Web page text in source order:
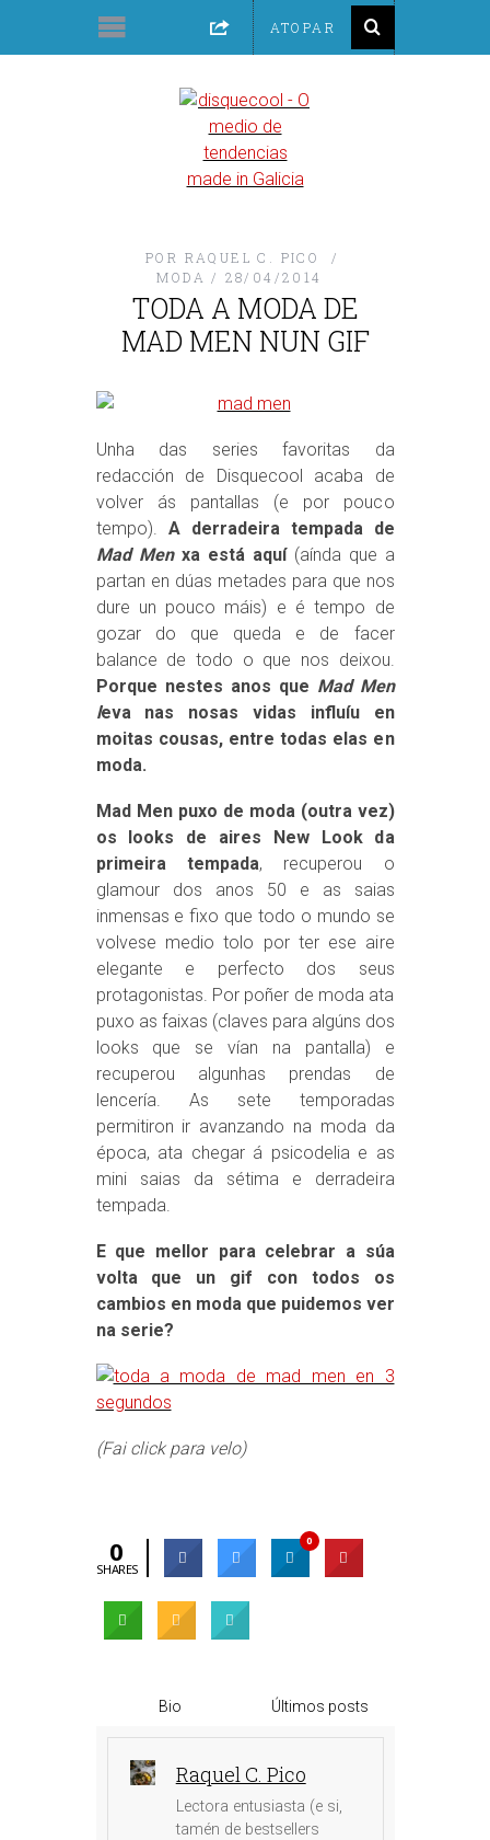
POR RAQUEL C. PICO
MODA
28/04/2014
TODA A MODA DE
MAD MEN NUN GIF
Unha das series favoritas da
redacción de Disquecool acaba de
volver ás pantallas (e por pouco
tempo). A derradeira tempada de
Mad Menxa está aquí(aínda que a
partan en dúas metades para que nos
dure un pouco máis) e é tempo de
gozar do que queda e de facer
balance de todo o que nos deixou.
Porque nestes anos que Mad Men
leva nas nosas vidas influíu en
moitas cousas, entre todas elas en
moda.
Mad Men puxo de moda (outra vez)
os looks de aires New Look da
primeira tempada, recuperou o
glamour dos anos 50 e as saias
inmensas e fixo que todo o mundo se
volvese medio tolo por ter ese aire
elegante e perfecto dos seus
protagonistas. Por poñer de moda ata
puxo as faixas (claves para algúns dos
looks que se vían na pantalla) e
recuperou algunhas prendas de
lencería. As sete temporadas
permitiron ir avanzando na moda da
época, ata chegar á psicodelia e as
mini saias da sétima e derradeira
tempada.
E que mellor para celebrar a súa
volta que un gif con todos os
cambios en moda que puidemos ver
na serie?
(Fai click para velo)
0
SHARES
0
Bio Últimos posts
Raquel C. Pico
Lectora entusiasta (e si,
tamén de bestsellers